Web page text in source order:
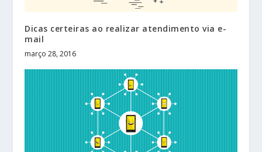
Dicas certeiras ao realizar atendimento via e-
mail
março 28, 2016